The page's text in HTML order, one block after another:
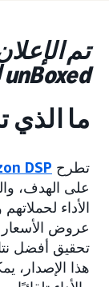
تم
unBoxed لعام 2023
ما
تطرح DSP
على الهدف،
عروض الأسعار
تحقيق أفضل
هذا الإصدار،